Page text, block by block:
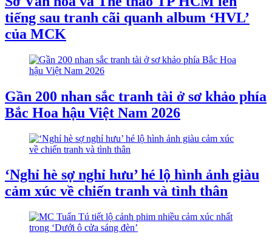
tiếng sau tranh cãi quanh album ‘HVL’
của MCK
Gần 200 nhan sắc tranh tài ở sơ khảo phía
Bắc Hoa hậu Việt Nam 2026
‘Nghỉ hè sợ nghỉ hưu’ hé lộ hình ảnh giàu
cảm xúc về chiến tranh và tình thân